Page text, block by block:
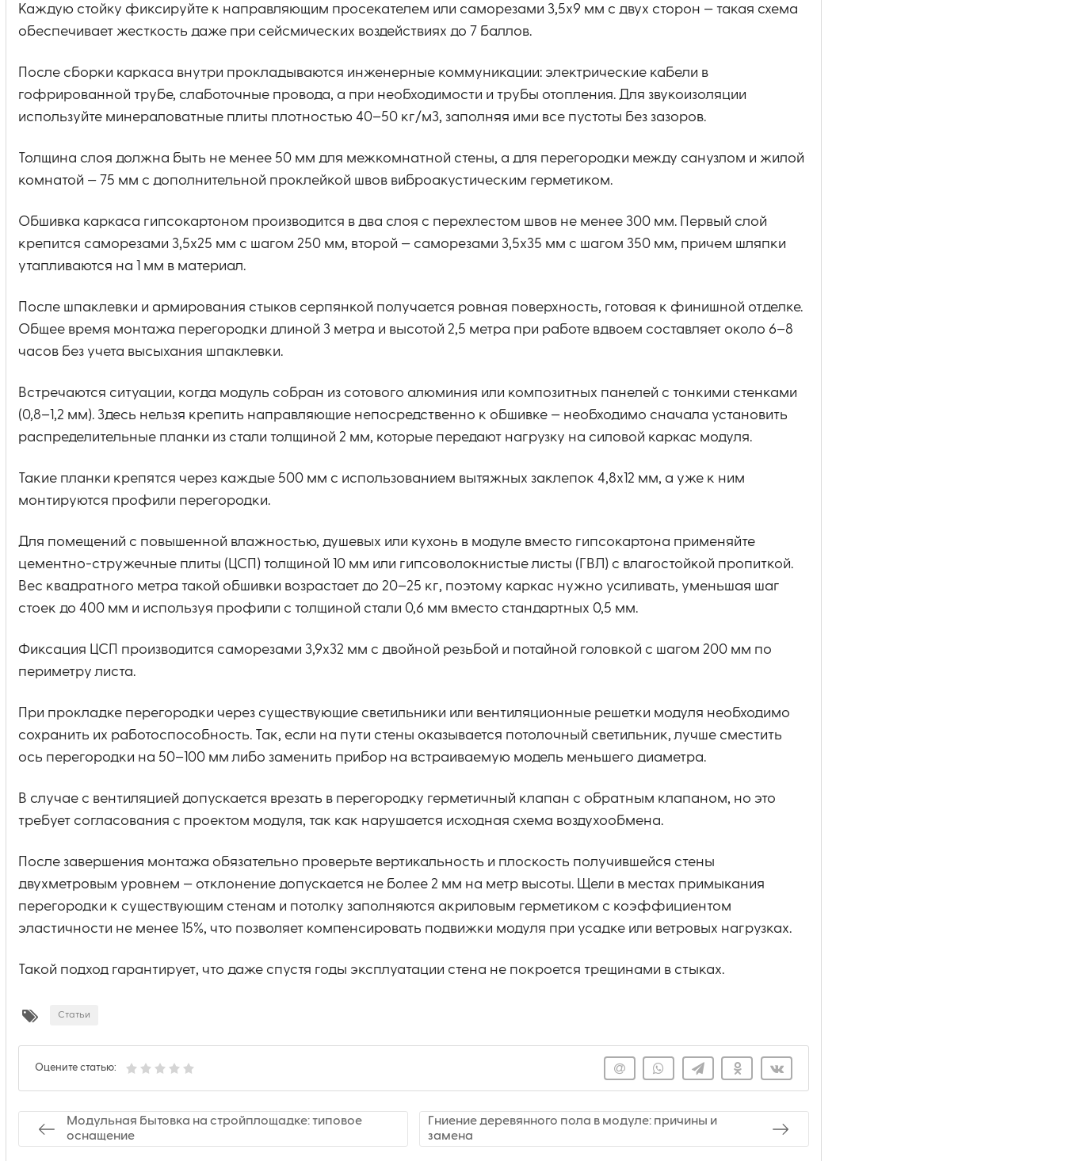
Каждую стойку фиксируйте к направляющим просекателем или саморезами 3,5х9 мм с двух сторон — такая схема
обеспечивает жесткость даже при сейсмических воздействиях до 7 баллов.
После сборки каркаса внутри прокладываются инженерные коммуникации: электрические кабели в
гофрированной трубе, слаботочные провода, а при необходимости и трубы отопления. Для звукоизоляции
используйте минераловатные плиты плотностью 40–50 кг/м3, заполняя ими все пустоты без зазоров.
Толщина слоя должна быть не менее 50 мм для межкомнатной стены, а для перегородки между санузлом и жилой
комнатой — 75 мм с дополнительной проклейкой швов виброакустическим герметиком.
Обшивка каркаса гипсокартоном производится в два слоя с перехлестом швов не менее 300 мм. Первый слой
крепится саморезами 3,5х25 мм с шагом 250 мм, второй — саморезами 3,5х35 мм с шагом 350 мм, причем шляпки
утапливаются на 1 мм в материал.
После шпаклевки и армирования стыков серпянкой получается ровная поверхность, готовая к финишной отделке.
Общее время монтажа перегородки длиной 3 метра и высотой 2,5 метра при работе вдвоем составляет около 6–8
часов без учета высыхания шпаклевки.
Встречаются ситуации, когда модуль собран из сотового алюминия или композитных панелей с тонкими стенками
(0,8–1,2 мм). Здесь нельзя крепить направляющие непосредственно к обшивке — необходимо сначала установить
распределительные планки из стали толщиной 2 мм, которые передают нагрузку на силовой каркас модуля.
Такие планки крепятся через каждые 500 мм с использованием вытяжных заклепок 4,8х12 мм, а уже к ним
монтируются профили перегородки.
Для помещений с повышенной влажностью, душевых или кухонь в модуле вместо гипсокартона применяйте
цементно-стружечные плиты (ЦСП) толщиной 10 мм или гипсоволокнистые листы (ГВЛ) с влагостойкой пропиткой.
Вес квадратного метра такой обшивки возрастает до 20–25 кг, поэтому каркас нужно усиливать, уменьшая шаг
стоек до 400 мм и используя профили с толщиной стали 0,6 мм вместо стандартных 0,5 мм.
Фиксация ЦСП производится саморезами 3,9х32 мм с двойной резьбой и потайной головкой с шагом 200 мм по
периметру листа.
При прокладке перегородки через существующие светильники или вентиляционные решетки модуля необходимо
сохранить их работоспособность. Так, если на пути стены оказывается потолочный светильник, лучше сместить
ось перегородки на 50–100 мм либо заменить прибор на встраиваемую модель меньшего диаметра.
В случае с вентиляцией допускается врезать в перегородку герметичный клапан с обратным клапаном, но это
требует согласования с проектом модуля, так как нарушается исходная схема воздухообмена.
После завершения монтажа обязательно проверьте вертикальность и плоскость получившейся стены
двухметровым уровнем — отклонение допускается не более 2 мм на метр высоты. Щели в местах примыкания
перегородки к существующим стенам и потолку заполняются акриловым герметиком с коэффициентом
эластичности не менее 15%, что позволяет компенсировать подвижки модуля при усадке или ветровых нагрузках.
Такой подход гарантирует, что даже спустя годы эксплуатации стена не покроется трещинами в стыках.
Статьи
Оцените статью:
Модульная бытовка на стройплощадке: типовое
оснащение
Гниение деревянного пола в модуле: причины и
замена